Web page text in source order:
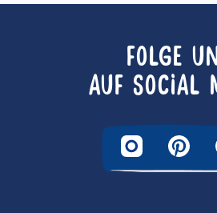
FOLGE
AUF SOCIAL